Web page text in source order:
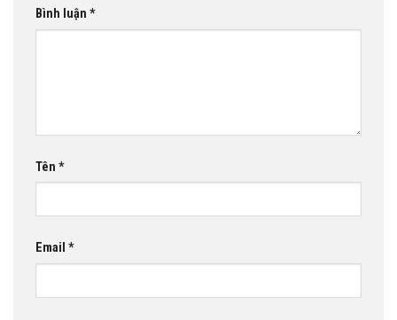
Bình luận *
Tên *
Email *